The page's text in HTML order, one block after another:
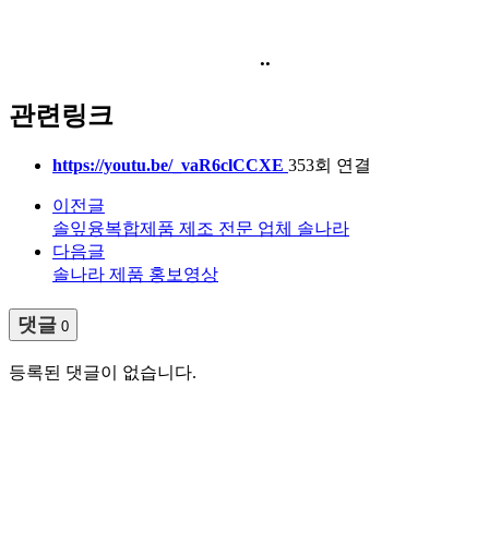
..
관련링크
https://youtu.be/_vaR6clCCXE 353회 연결
이전글
솔잎융복합제품 제조 전문 업체 솔나라
다음글
솔나라 제품 홍보영상
댓글 0
등록된 댓글이 없습니다.